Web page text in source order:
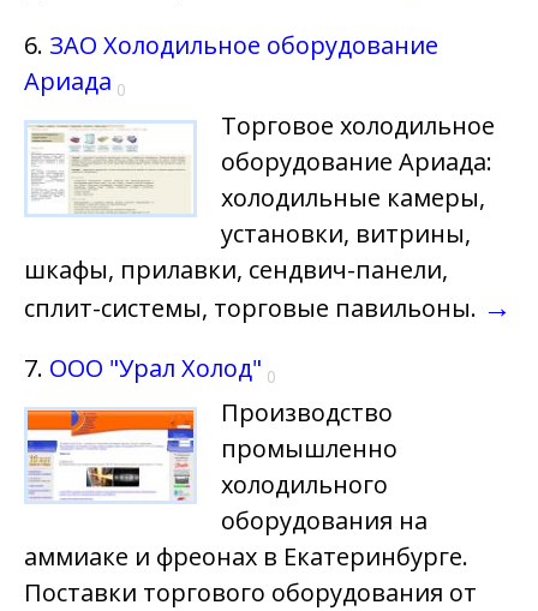
6. ЗАО Холодильное оборудование
Ариада 0
Торговое холодильное
оборудование Ариада:
холодильные камеры,
установки, витрины,
шкафы, прилавки, сендвич-панели,
сплит-системы, торговые павильоны. →
7. ООО "Урал Холод" 0
Производство
промышленно
холодильного
оборудования на
аммиаке и фреонах в Екатеринбурге.
Поставки торгового оборудования от